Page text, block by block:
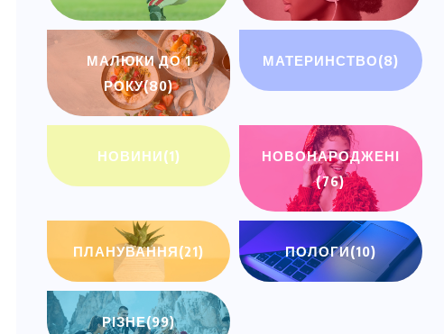
МАЛЮКИ ДО 1
РОКУ(80)
МАТЕРИНСТВО(8)
НОВИНИ(1)
НОВОНАРОДЖЕНІ
(76)
ПЛАНУВАННЯ(21) ПОЛОГИ(10)
РІЗНЕ(99)